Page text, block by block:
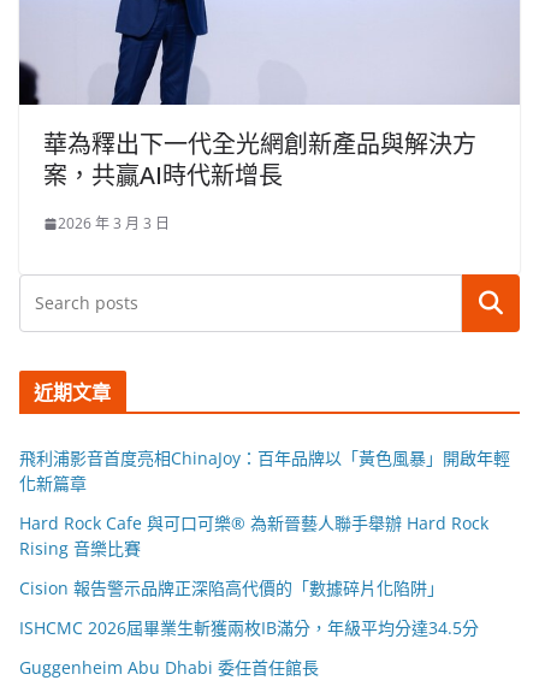
華為釋出下一代全光網創新產品與解決方
案，共贏AI時代新增長
2026 年 3 月 3 日
搜尋
近期文章
飛利浦影音首度亮相ChinaJoy：百年品牌以「黃色風暴」開啟年輕
化新篇章
Hard Rock Cafe 與可口可樂® 為新晉藝人聯手舉辦 Hard Rock
Rising 音樂比賽
Cision 報告警示品牌正深陷高代價的「數據碎片化陷阱」
ISHCMC 2026屆畢業生斬獲兩枚IB滿分，年級平均分達34.5分
Guggenheim Abu Dhabi 委任首任館長